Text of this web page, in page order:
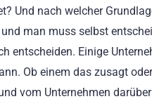
Und nach welcher
man muss selbst
entscheiden. Einige
Ob einem das zusagt
vom Unternehmen